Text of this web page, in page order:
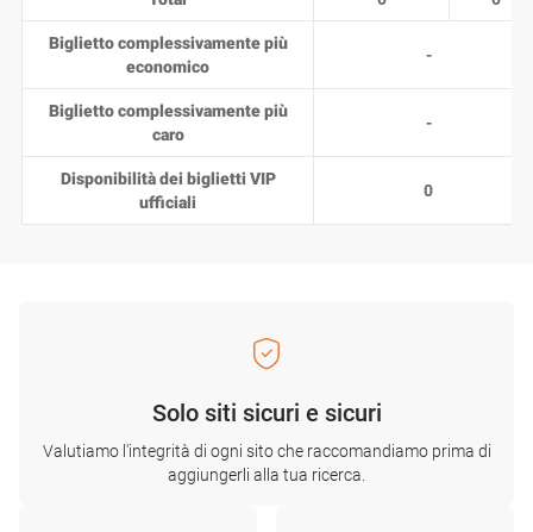
Biglietto complessivamente più
economico
-
Biglietto complessivamente più
caro
-
Disponibilità dei biglietti VIP
ufficiali
0
Solo siti sicuri e sicuri
Valutiamo l'integrità di ogni sito che raccomandiamo prima di
aggiungerli alla tua ricerca.